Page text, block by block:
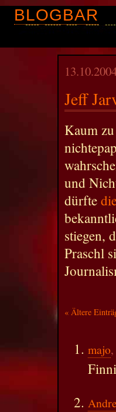
BLOGBAR
Jeff
Kaum
und
dürfte
stiegen,
Praschl
« Ältere
majo